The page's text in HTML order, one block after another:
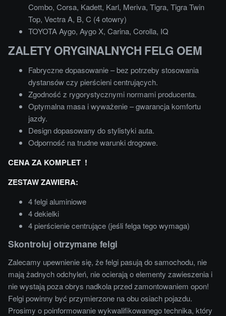
Combo, Corsa, Kadett, Karl, Meriva, Tigra, Tigra Twin
Top, Vectra A, B, C (4 otowry)
TOYOTA Aygo, Aygo X, Carina, Corolla, IQ
ZALETY ORYGINALNYCH FELG OEM
Fabryczne dopasowanie – bez potrzeby stosowania
dystansów czy pierścieni centrujących.
Zgodność z rygorystycznymi normami producenta.
Optymalna masa i wyważenie – gwarancja komfortu
jazdy.
Design dopasowany do stylistyki auta.
Odporność na trudne warunki drogowe.
CENA ZA KOMPLET !
ZESTAW ZAWIERA:
4 felgi aluminiowe
4 dekielki
4 pierścienie centrujące (jeśli felga tego wymaga)
Skontroluj otrzymane felgi
Zalecamy upewnienie się, że felgi pasują do samochodu, nie
mają żadnych odchyleń, nie ocierają o elementy zawieszenia i
nie wystają poza obrys nadkola przed zamontowaniem opon!
Felgi powinny być przymierzone na obu osiach pojazdu.
Prosimy o poinformowanie wykwalifikowanego technika, który